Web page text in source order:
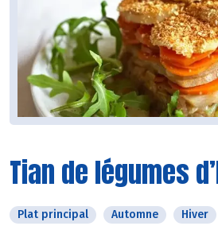
Tian de légumes
Plat principal Automne Hiver